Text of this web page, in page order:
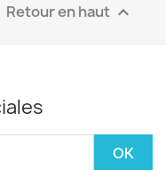
Retour en haut 